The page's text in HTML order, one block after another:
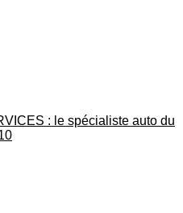
: le spécialiste auto du